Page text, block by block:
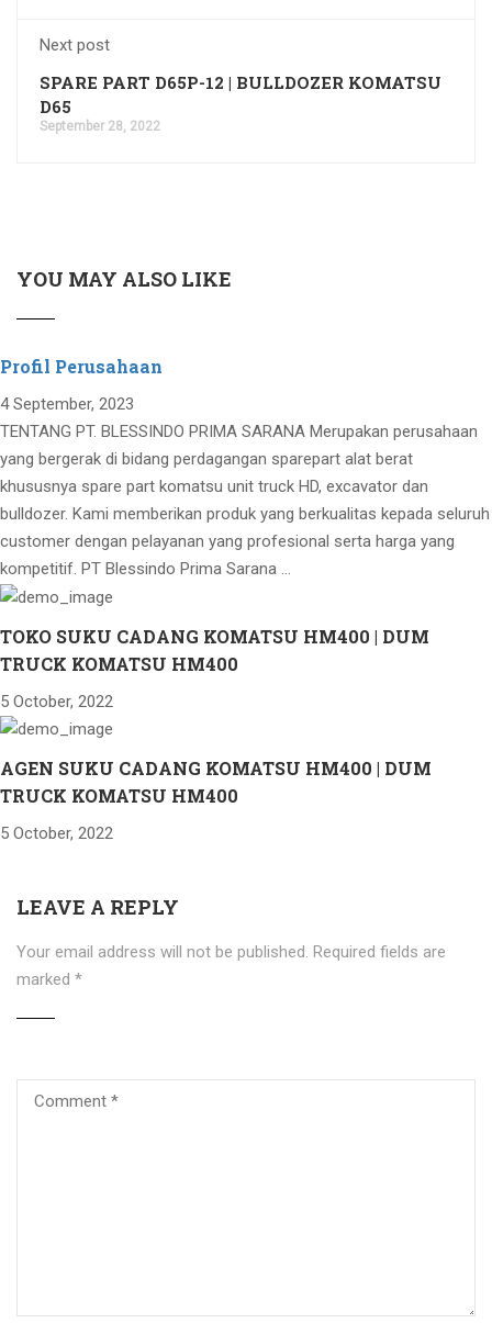
Next post
SPARE PART D65P-12 | BULLDOZER KOMATSU
D65
September 28, 2022
YOU MAY ALSO LIKE
Profil Perusahaan
4 September, 2023
TENTANG PT. BLESSINDO PRIMA SARANA Merupakan perusahaan
yang bergerak di bidang perdagangan sparepart alat berat
khususnya spare part komatsu unit truck HD, excavator dan
bulldozer. Kami memberikan produk yang berkualitas kepada seluruh
customer dengan pelayanan yang profesional serta harga yang
kompetitif. PT Blessindo Prima Sarana …
TOKO SUKU CADANG KOMATSU HM400 | DUM
TRUCK KOMATSU HM400
5 October, 2022
AGEN SUKU CADANG KOMATSU HM400 | DUM
TRUCK KOMATSU HM400
5 October, 2022
LEAVE A REPLY
Your email address will not be published. Required fields are
marked *